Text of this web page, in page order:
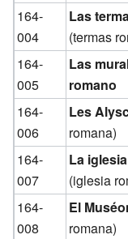
164-
004
Las
(termas
164-
005
Las
romano
164-
006
Les
romana)
164-
007
La
(iglesia
164-
008
El
romana)